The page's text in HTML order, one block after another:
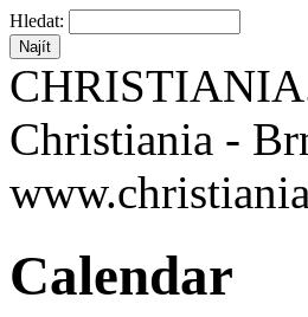
Hledat:
Christiania -
Calendar